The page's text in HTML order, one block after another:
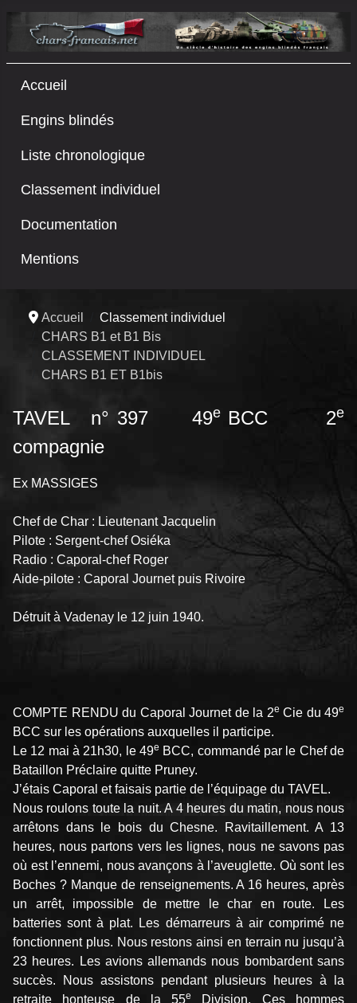
Accueil
Engins blindés
Liste chronologique
Classement individuel
Documentation
Mentions
Accueil
Classement individuel
CHARS B1 et B1 Bis
CLASSEMENT INDIVIDUEL
CHARS B1 ET B1bis
TAVEL n° 397 49eBCC 2e
compagnie
Ex MASSIGES
Chef de Char : Lieutenant Jacquelin
Pilote : Sergent-chef Osiéka
Radio : Caporal-chef Roger
Aide-pilote : Caporal Journet puis Rivoire
Détruit à Vadenay le 12 juin 1940.
COMPTE RENDU du Caporal Journet de la 2e Cie du 49e
BCC sur les opérations auxquelles il participe.
Le 12 mai à 21h30, le 49e BCC, commandé par le Chef de
Bataillon Préclaire quitte Pruney.
J’étais Caporal et faisais partie de l’équipage du TAVEL.
Nous roulons toute la nuit. A 4 heures du matin, nous nous
arrêtons dans le bois du Chesne. Ravitaillement. A 13
heures, nous partons vers les lignes, nous ne savons pas
où est l’ennemi, nous avançons à l’aveuglette. Où sont les
Boches ? Manque de renseignements. A 16 heures, après
un arrêt, impossible de mettre le char en route. Les
batteries sont à plat. Les démarreurs à air comprimé ne
fonctionnent plus. Nous restons ainsi en terrain nu jusqu’à
23 heures. Les avions allemands nous bombardent sans
succès. Nous assistons pendant plusieurs heures à la
retraite honteuse de la 55e
Division. Ces hommes